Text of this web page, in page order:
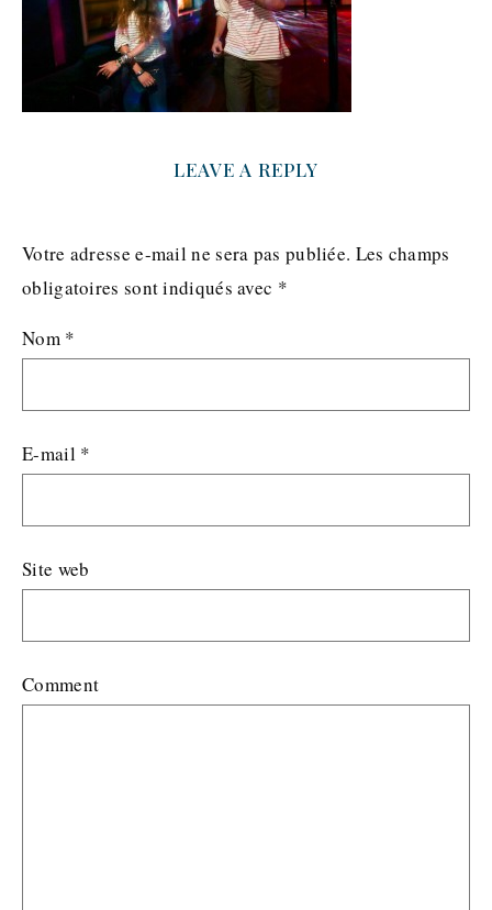
LEAVE A REPLY
Votre adresse e-mail ne sera pas publiée. Les champs
obligatoires sont indiqués avec *
Nom *
E-mail *
Site web
Comment